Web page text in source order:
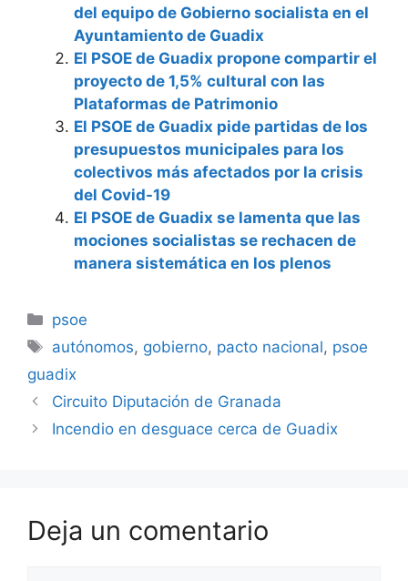
del equipo de Gobierno socialista en el
Ayuntamiento de Guadix
El PSOE de Guadix propone compartir el
proyecto de 1,5% cultural con las
Plataformas de Patrimonio
El PSOE de Guadix pide partidas de los
presupuestos municipales para los
colectivos más afectados por la crisis
del Covid-19
El PSOE de Guadix se lamenta que las
mociones socialistas se rechacen de
manera sistemática en los plenos
Categorías
psoe
Etiquetas
autónomos, gobierno, pacto nacional, psoe
guadix
Circuito Diputación de Granada
Incendio en desguace cerca de Guadix
Deja un comentario